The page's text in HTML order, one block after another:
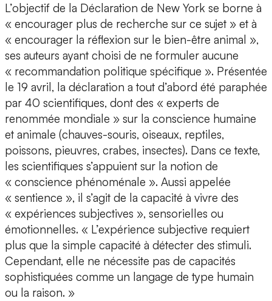
L’objectif de la Déclaration de New York se borne à
« encourager plus de recherche sur ce sujet » et à
« encourager la réflexion sur le bien-être animal »,
ses auteurs ayant choisi de ne formuler aucune
« recommandation politique spécifique ». Présentée
le 19 avril, la déclaration a tout d’abord été paraphée
par 40 scientifiques, dont des « experts de
renommée mondiale » sur la conscience humaine
et animale (chauves-souris, oiseaux, reptiles,
poissons, pieuvres, crabes, insectes). Dans ce texte,
les scientifiques s’appuient sur la notion de
« conscience phénoménale ». Aussi appelée
« sentience », il s’agit de la capacité à vivre des
« expériences subjectives », sensorielles ou
émotionnelles. « L’expérience subjective requiert
plus que la simple capacité à détecter des stimuli.
Cependant, elle ne nécessite pas de capacités
sophistiquées comme un langage de type humain
ou la raison. »